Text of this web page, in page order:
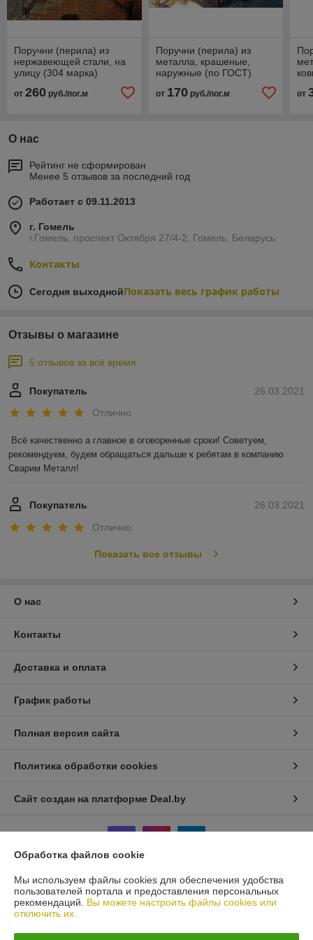
Поручни (перила) из
нержавеющей стали, на
улицу (304 марка)
от 260 руб./пог.м
Поручни (перила) из
металла, крашеные,
наружные (по ГОСТ)
от 170руб./пог.м от
О нас
Рейтинг не сформирован
Менее 5 отзывов за последний год
Работает с 09.11.2013
г. Гомель
г.Гомель, проспект Октября 27/4-2, Гомель, Беларусь
Контакты
Сегодня выходнойПоказать весь график работы
Отзывы о магазине
5 отзывов за всё время
26.03.2021
Покупатель
Отлично
Всё качественно а главное в оговоренные сроки! Советуем,
рекомендуем, будем обращаться дальше к ребятам в компанию
Сварим Металл!
26.03.2021
Покупатель
Отлично
Показать все отзывы
О нас
Контакты
Доставка и оплата
График работы
Полная версия сайта
Политика обработки cookies
Сайт создан на платформе Deal.by
Информация для покупателя
Юридическое лицо:
246029, г.Гомель, пр.Октября 27/4-2
Обработка файлов cookie
Мы используем файлы cookies для обеспечения удобства
пользователей портала и предоставления персональных
рекомендаций. Вы можете настроить файлы cookies или
отключить их.